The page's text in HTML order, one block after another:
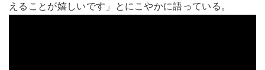
えることが嬉しいです」とにこやかに語っている。